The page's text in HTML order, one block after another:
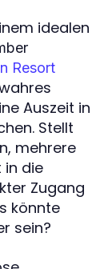
idealen
Resort
Auszeit in
Stellt
mehrere
in die
Zugang
könnte
sein?